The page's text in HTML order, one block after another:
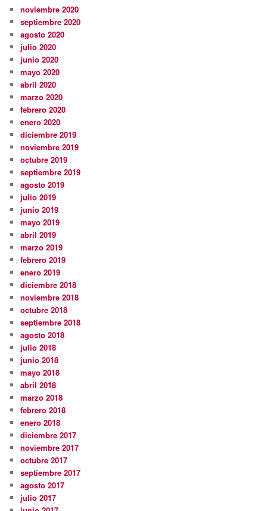
noviembre 2020
septiembre 2020
agosto 2020
julio 2020
junio 2020
mayo 2020
abril 2020
marzo 2020
febrero 2020
enero 2020
diciembre 2019
noviembre 2019
octubre 2019
septiembre 2019
agosto 2019
julio 2019
junio 2019
mayo 2019
abril 2019
marzo 2019
febrero 2019
enero 2019
diciembre 2018
noviembre 2018
octubre 2018
septiembre 2018
agosto 2018
julio 2018
junio 2018
mayo 2018
abril 2018
marzo 2018
febrero 2018
enero 2018
diciembre 2017
noviembre 2017
octubre 2017
septiembre 2017
agosto 2017
julio 2017